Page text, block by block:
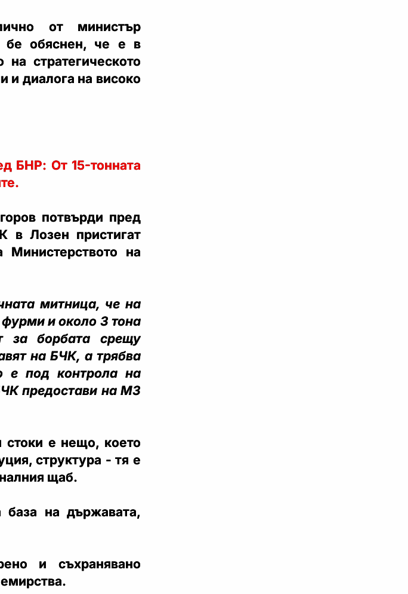
от министър
бе обяснен, че е в
на стратегическото
и диалога на високо
БНР: От 15-тонната
потвърди пред
в Лозен пристигат
на
митница, че на
и около 3 тона
за борбата срещу
на БЧК, а трябва
е под контрола на
предостави на МЗ
стоки е нещо, което
структура - тя е
щаб.
база на държавата,
и съхранявано